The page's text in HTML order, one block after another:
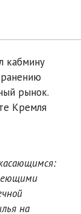
кабмину
рынок.
Кремля
на